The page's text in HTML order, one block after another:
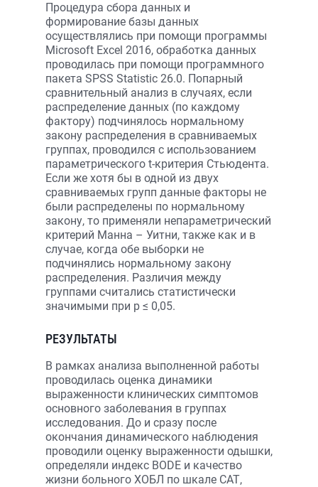
Процедура сбора данных и
формирование базы данных
осуществлялись при помощи программы
Microsoft Excel 2016, обработка данных
проводилась при помощи программного
пакета SPSS Statistic 26.0. Попарный
сравнительный анализ в случаях, если
распределение данных (по каждому
фактору) подчинялось нормальному
закону распределения в сравниваемых
группах, проводился с использованием
параметрического t-критерия Стьюдента.
Если же хотя бы в одной из двух
сравниваемых групп данные факторы не
были распределены по нормальному
закону, то применяли непараметрический
критерий Манна – Уитни, также как и в
случае, когда обе выборки не
подчинялись нормальному закону
распределения. Различия между
группами считались статистически
значимыми при р ≤ 0,05.
РЕЗУЛЬТАТЫ
В рамках анализа выполненной работы
проводилась оценка динамики
выраженности клинических симптомов
основного заболевания в группах
исследования. До и сразу после
окончания динамического наблюдения
проводили оценку выраженности одышки,
определяли индекс BODE и качество
жизни больного ХОБЛ по шкале САТ,